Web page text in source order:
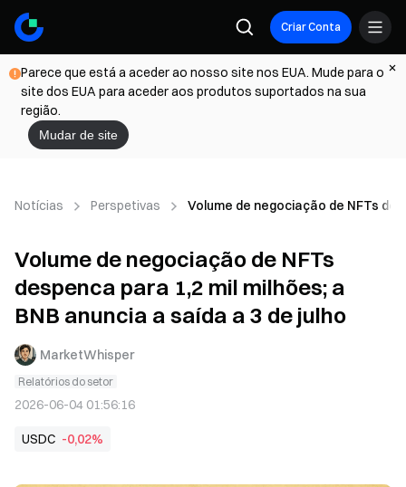
Criar Conta
Parece que está a aceder ao nosso site nos EUA. Mude para o
site dos EUA para aceder aos produtos suportados na sua
região.
Mudar de site
Notícias Perspetivas Volume de negociação de NFTs
Volume de negociação de NFTs
despenca para 1,2 mil milhões; a
BNB anuncia a saída a 3 de julho
MarketWhisper
Relatórios do setor
2026-06-04 01:56:16
USDC -0,02%